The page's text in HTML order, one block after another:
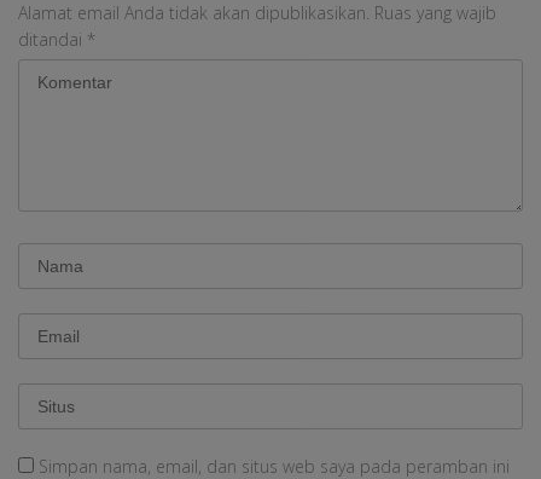
Alamat email Anda tidak akan dipublikasikan. Ruas yang wajib
ditandai *
Simpan nama, email, dan situs web saya pada peramban ini